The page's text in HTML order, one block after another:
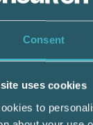
Consent
uses cookies
to